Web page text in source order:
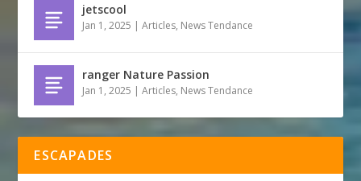
jetscool
Jan 1, 2025 |Articles, News Tendance
ranger Nature Passion
Jan 1, 2025 |Articles, News Tendance
ESCAPADES